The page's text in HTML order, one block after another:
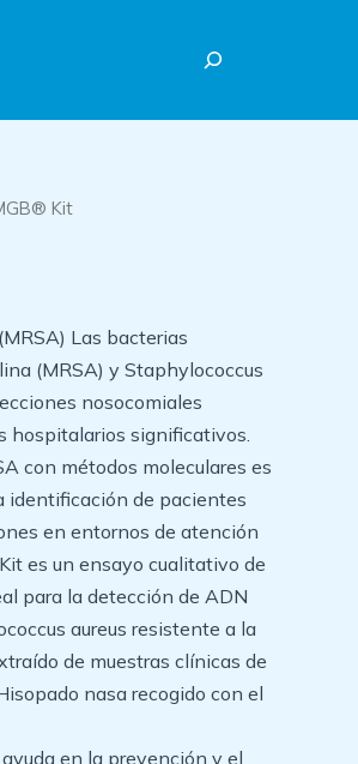
Kit
Las bacterias
(MRSA) y Staphylococcus
nosocomiales
hospitalarios significativos.
con métodos moleculares es
identificación de pacientes
en entornos de atención
es un ensayo cualitativo de
para la detección de ADN
aureus resistente a la
de muestras clínicas de
nasa recogido con el
en la prevención y el